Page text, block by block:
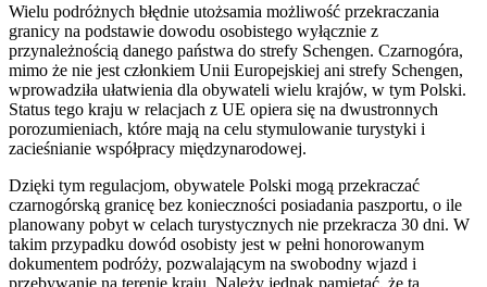
Wielu podróżnych błędnie utożsamia możliwość przekraczania
granicy na podstawie dowodu osobistego wyłącznie z
przynależnością danego państwa do strefy Schengen. Czarnogóra,
mimo że nie jest członkiem Unii Europejskiej ani strefy Schengen,
wprowadziła ułatwienia dla obywateli wielu krajów, w tym Polski.
Status tego kraju w relacjach z UE opiera się na dwustronnych
porozumieniach, które mają na celu stymulowanie turystyki i
zacieśnianie współpracy międzynarodowej.
Dzięki tym regulacjom, obywatele Polski mogą przekraczać
czarnogórską granicę bez konieczności posiadania paszportu, o ile
planowany pobyt w celach turystycznych nie przekracza 30 dni. W
takim przypadku dowód osobisty jest w pełni honorowanym
dokumentem podróży, pozwalającym na swobodny wjazd i
przebywanie na terenie kraju. Należy jednak pamiętać, że ta